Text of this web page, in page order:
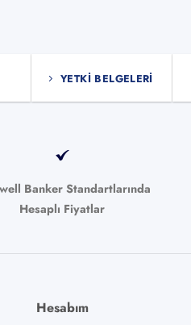
YETKI BELGELERI
Banker Standartlarında
Hesaplı Fiyatlar
Hesabım